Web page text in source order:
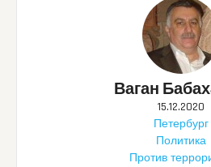
Ваган
15.12.2020
Петербург
Политика
Против